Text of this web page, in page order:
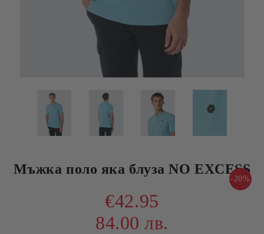
Мъжка поло яка блуза NO EXCESS
-20%
€42.95
84.00 лв.